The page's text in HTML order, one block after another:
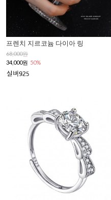
프렌치 지르코늄 다이아 링
68,000원
34,000원 50%